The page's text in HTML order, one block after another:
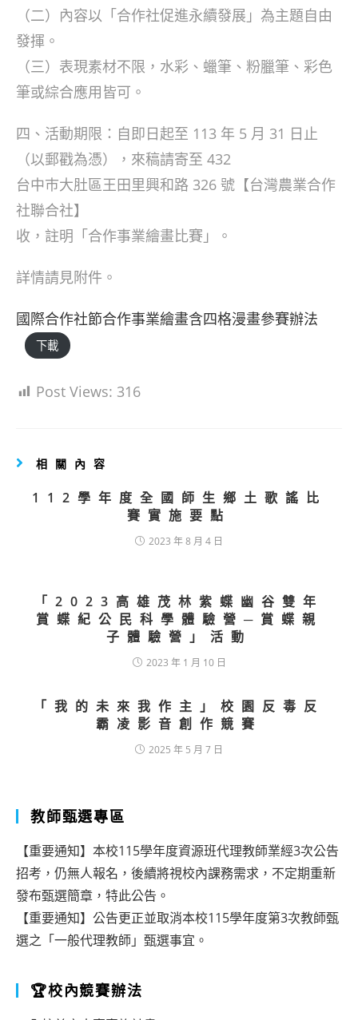
（二）內容以「合作社促進永續發展」為主題自由
發揮。
（三）表現素材不限，水彩、蠟筆、粉臘筆、彩色
筆或綜合應用皆可。
四、活動期限：自即日起至 113 年 5 月 31 日止
（以郵戳為憑），來稿請寄至 432
台中巿大肚區王田里興和路 326 號【台灣農業合作
社聯合社】
收，註明「合作事業繪畫比賽」。
詳情請見附件。
國際合作社節合作事業繪畫含四格漫畫參賽辦法
下載
Post Views: 316
相關內容
112學年度全國師生鄉土歌謠比
賽實施要點
2023 年 8 月 4 日
「2023高雄茂林紫蝶幽谷雙年
賞蝶紀公民科學體驗營─賞蝶親
子體驗營」活動
2023 年 1 月 10 日
「我的未來我作主」校園反毒反
霸凌影音創作競賽
2025 年 5 月 7 日
教師甄選專區
【重要通知】本校115學年度資源班代理教師業經3次公告
招考，仍無人報名，後續將視校內課務需求，不定期重新
發布甄選簡章，特此公告。
【重要通知】公告更正並取消本校115學年度第3次教師甄
選之「一般代理教師」甄選事宜。
🏆校內競賽辦法